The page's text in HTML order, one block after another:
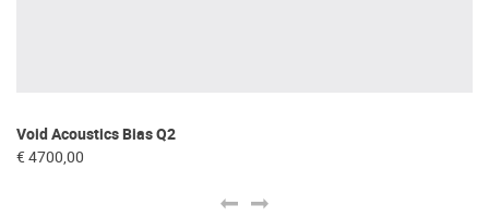
Void Acoustics Bias Q2
€ 4700,00